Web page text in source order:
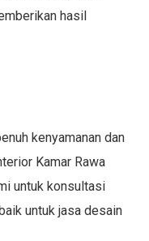
hasil
kenyamanan dan
Kamar Rawa
untuk konsultasi
untuk jasa desain